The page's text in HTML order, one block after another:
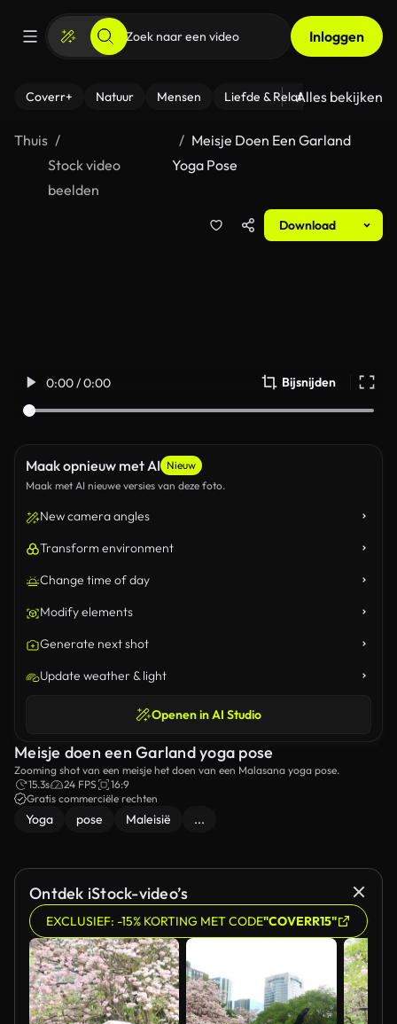
Inloggen
Coverr+ Natuur Mensen Liefde & Relaties - Fitness
Alles bekijken
Thuis
Stock video
beelden
Meisje Doen Een Garland
Yoga Pose
Download
0:00 / 0:00 Bijsnijden
Maak opnieuw met AI Nieuw
Maak met AI nieuwe versies van deze foto.
New camera angles
Transform environment
Change time of day
Modify elements
Generate next shot
Update weather & light
Openen in AI Studio
Meisje doen een Garland yoga pose
Zooming shot van een meisje het doen van een Malasana yoga pose.
15.3s
24 FPS
16:9
Gratis commerciële rechten
Yoga pose Maleisië ...
Ontdek iStock-video’s
EXCLUSIEF: -15% KORTING MET CODE"COVERR15"